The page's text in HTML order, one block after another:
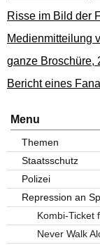
Risse im Bild der
Medienmitteilung
ganze Broschüre,
Bericht eines
Menu
Themen
Staatsschutz
Polizei
Repression an
Kombi-Ticket
Never Walk